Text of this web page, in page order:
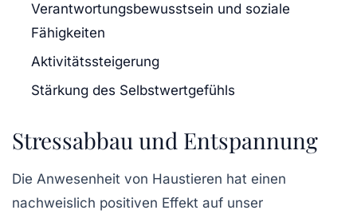
Verantwortungsbewusstsein und soziale
Fähigkeiten
Aktivitätssteigerung
Stärkung des Selbstwertgefühls
Stressabbau und Entspannung
Die Anwesenheit von Haustieren hat einen
nachweislich positiven Effekt auf unser